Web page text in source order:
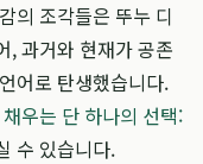
의 조각들은 뚜누 디
, 과거와 현재가 공존
어로 탄생했습니다.
우는 단 하나의 선택:
수 있습니다.